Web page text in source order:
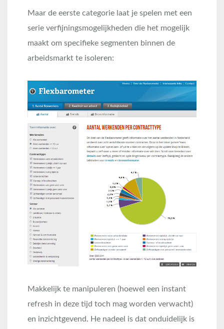
Maar de eerste categorie laat je spelen met een
serie verfijningsmogelijkheden die het mogelijk
maakt om specifieke segmenten binnen de
arbeidsmarkt te isoleren:
Makkelijk te manipuleren (hoewel een instant
refresh in deze tijd toch mag worden verwacht)
en inzichtgevend. He nadeel is dat onduidelijk is